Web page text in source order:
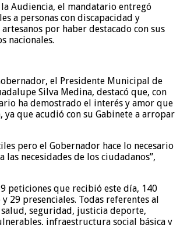
Audiencia, el mandatario entregó
a personas con discapacidad y
por haber destacado con sus
nacionales.
el Presidente Municipal de
Silva Medina, destacó que, con
ha demostrado el interés y amor que
que acudió con su Gabinete a arropar
pero el Gobernador hace lo necesario
las necesidades de los ciudadanos”,
peticiones que recibió este día, 140
29 presenciales. Todas referentes al
salud, seguridad, justicia deporte,
infraestructura social básica y